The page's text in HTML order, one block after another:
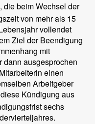
die beim Wechsel der
von mehr als 15
vollendet
Ziel der Beendigung
mit
ausgesprochen
einen
Arbeitgeber
Kündigung aus
sechs